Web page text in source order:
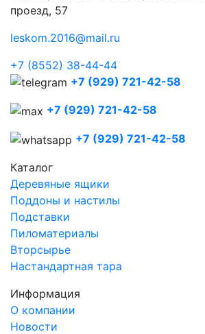
проезд, 57
leskom.2016@mail.ru
+7 (8552) 38-44-44
+7 (929) 721-42-58
+7 (929) 721-42-58
+7 (929) 721-42-58
Каталог
Деревяные ящики
Поддоны и настилы
Подставки
Пиломатериалы
Вторсырье
Настандартная тара
Информация
О компании
Новости